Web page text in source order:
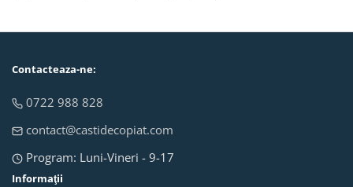
Contacteaza-ne:
0722 988 828
contact@castidecopiat.com
Program: Luni-Vineri - 9-17
Informaţii